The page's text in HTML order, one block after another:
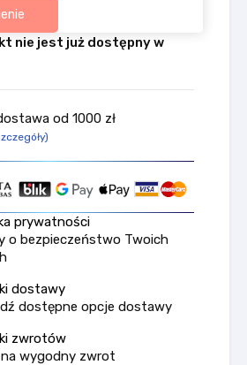
nie jest już dostępny w
od 1000 zł
prywatności
o bezpieczeństwo Twoich
dostawy
dostępne opcje dostawy
zwrotów
na wygodny zwrot